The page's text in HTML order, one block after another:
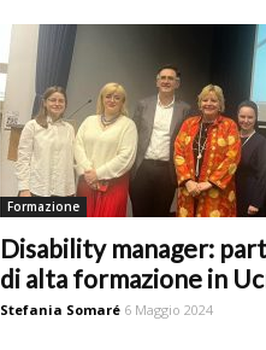
Formazione
Disability manager:
di alta formazione in
Stefania Somaré 6 Maggio 2024